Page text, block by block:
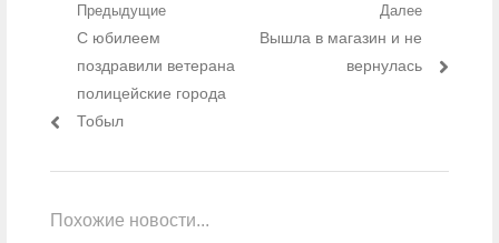
Навигация по записям
Предыдущие
Предыдущий пост:
С юбилеем
поздравили ветерана
полицейские города
Тобыл
Далее
Следующий пост:
Вышла в магазин и не
вернулась
Похожие новости...